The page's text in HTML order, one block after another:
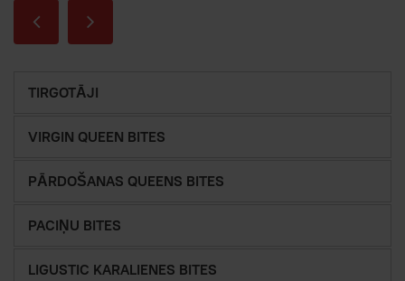
TIRGOTĀJI
VIRGIN QUEEN BITES
PĀRDOŠANAS QUEENS BITES
PACIŅU BITES
LIGUSTIC KARALIENES BITES